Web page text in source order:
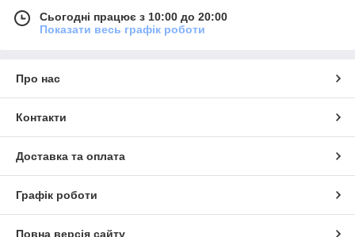
Сьогодні працює з 10:00 до 20:00
Показати весь графік роботи
Про нас
Контакти
Доставка та оплата
Графік роботи
Повна версія сайту